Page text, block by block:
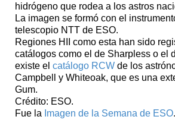
hidrógeno que rodea a los astros
La imagen se formó con el
telescopio NTT de ESO.
Regiones HII como esta han sido
catálogos como el de Sharpless o el
existe el catálogo RCW de los
Campbell y Whiteoak, que es una
Gum.
Crédito: ESO.
Fue la Imagen de la Semana de ESO.